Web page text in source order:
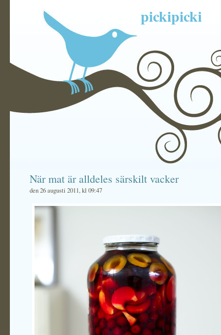
pickipicki
När mat är alldeles särskilt vacker
den 26 augusti 2011, kl 09:47